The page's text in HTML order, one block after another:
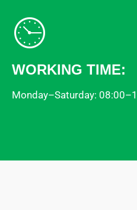
WORKING TIME:
Monday–Saturday: